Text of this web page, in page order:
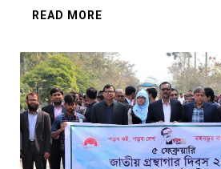
READ MORE